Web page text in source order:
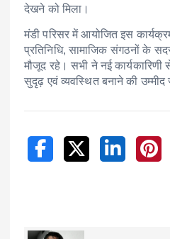
देखने को मिला।
मंडी परिसर में आयोजित इस
प्रतिनिधि, सामाजिक संगठनों के
मौजूद रहे। सभी ने नई
सुदृढ़ एवं व्यवस्थित बनाने की उम्मीद